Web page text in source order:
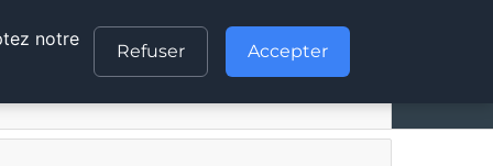
GESTION ET FINANCES INNOVATION ET TECHNOLOGIE
INNOVATION ET TECHNOLOGIE
notre
Refuser Accepter